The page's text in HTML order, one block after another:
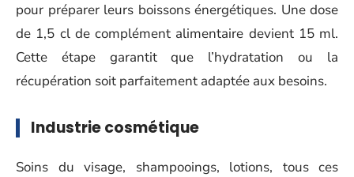
pour préparer leurs boissons énergétiques. Une dose
de 1,5 cl de complément alimentaire devient 15 ml.
Cette étape garantit que l’hydratation ou la
récupération soit parfaitement adaptée aux besoins.
Industrie cosmétique
Soins du visage, shampooings, lotions, tous ces